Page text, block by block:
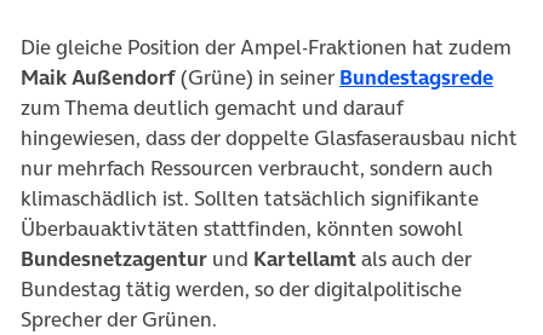
Die gleiche Position der Ampel-Fraktionen hat zudem
Maik Außendorf(Grüne) in seiner Bundestagsrede
zum Thema deutlich gemacht und darauf
hingewiesen, dass der doppelte Glasfaserausbau nicht
nur mehrfach Ressourcen verbraucht, sondern auch
klimaschädlich ist. Sollten tatsächlich signifikante
Überbauaktivtäten stattfinden, könnten sowohl
Bundesnetzagentur und Kartellamtals auch der
Bundestag tätig werden, so der digitalpolitische
Sprecher der Grünen.